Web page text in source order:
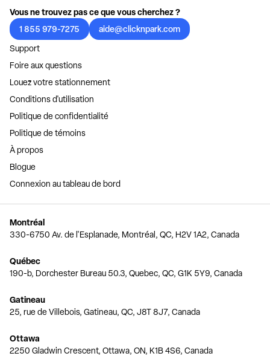
Vous ne trouvez pas ce que vous cherchez ?
1 855 979-7275
aide@clicknpark.com
Support
Foire aux questions
Louez votre stationnement
Conditions d'utilisation
Politique de confidentialité
Politique de témoins
À propos
Blogue
Connexion au tableau de bord
Montréal
330-6750 Av. de l'Esplanade, Montréal, QC, H2V 1A2, Canada
Québec
190-b, Dorchester Bureau 50.3, Quebec, QC, G1K 5Y9, Canada
Gatineau
25, rue de Villebois, Gatineau, QC, J8T 8J7, Canada
Ottawa
2250 Gladwin Crescent, Ottawa, ON, K1B 4S6, Canada